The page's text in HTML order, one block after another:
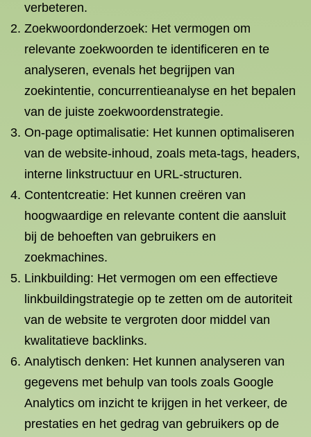
verbeteren.
Zoekwoordonderzoek: Het vermogen om
relevante zoekwoorden te identificeren en te
analyseren, evenals het begrijpen van
zoekintentie, concurrentieanalyse en het bepalen
van de juiste zoekwoordenstrategie.
On-page optimalisatie: Het kunnen optimaliseren
van de website-inhoud, zoals meta-tags, headers,
interne linkstructuur en URL-structuren.
Contentcreatie: Het kunnen creëren van
hoogwaardige en relevante content die aansluit
bij de behoeften van gebruikers en
zoekmachines.
Linkbuilding: Het vermogen om een effectieve
linkbuildingstrategie op te zetten om de autoriteit
van de website te vergroten door middel van
kwalitatieve backlinks.
Analytisch denken: Het kunnen analyseren van
gegevens met behulp van tools zoals Google
Analytics om inzicht te krijgen in het verkeer, de
prestaties en het gedrag van gebruikers op de